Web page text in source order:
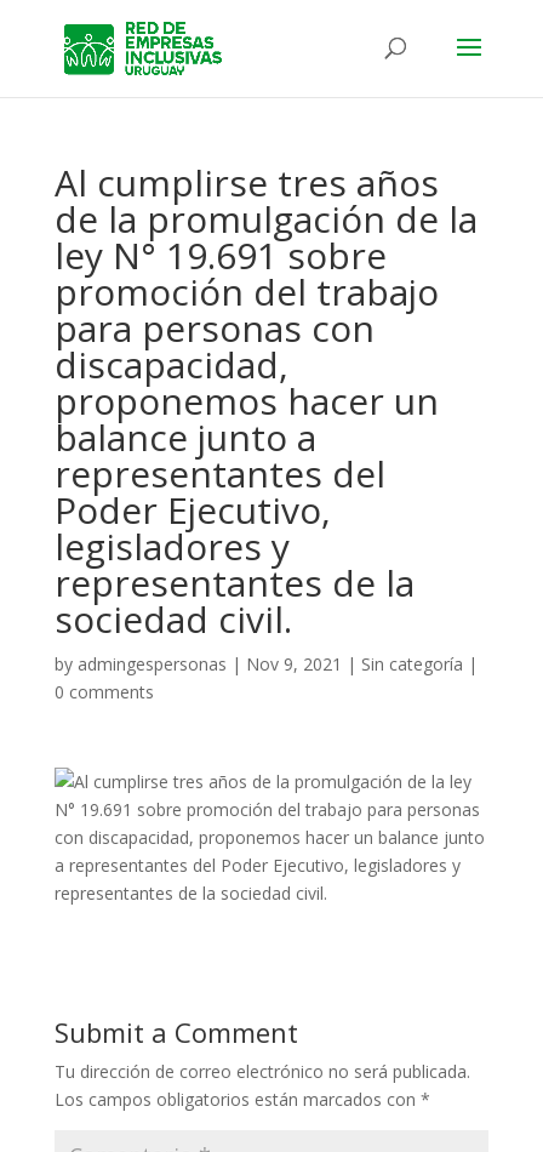
Al cumplirse tres años
de la promulgación de la
ley N° 19.691 sobre
promoción del trabajo
para personas con
discapacidad,
proponemos hacer un
balance junto a
representantes del
Poder Ejecutivo,
legisladores y
representantes de la
sociedad civil.
by admingespersonas | Nov 9, 2021 | Sin categoría |
0 comments
Submit a Comment
Tu dirección de correo electrónico no será publicada.
Los campos obligatorios están marcados con *